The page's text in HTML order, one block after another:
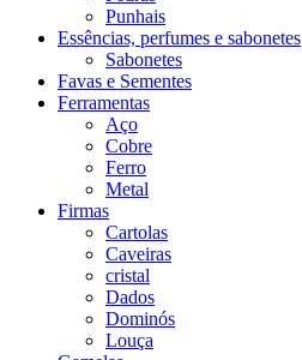
Punhais
Essências, perfumes e sabonetes
Sabonetes
Favas e Sementes
Ferramentas
Aço
Cobre
Ferro
Metal
Firmas
Cartolas
Caveiras
cristal
Dados
Dominós
Louça